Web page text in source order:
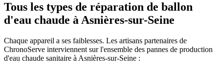
Tous les types de réparation de ballon
d'eau chaude à Asnières-sur-Seine
Chaque appareil a ses faiblesses. Les artisans partenaires de
ChronoServe interviennent sur l'ensemble des pannes de production
d'eau chaude sanitaire à Asnières-sur-Seine :